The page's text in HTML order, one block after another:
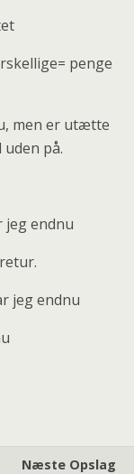
penge
men er utætte
på.
jeg endnu
jeg endnu
Næste Opslag